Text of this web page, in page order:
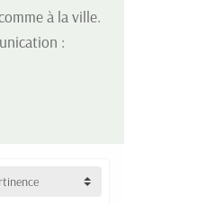
à la ville.
: